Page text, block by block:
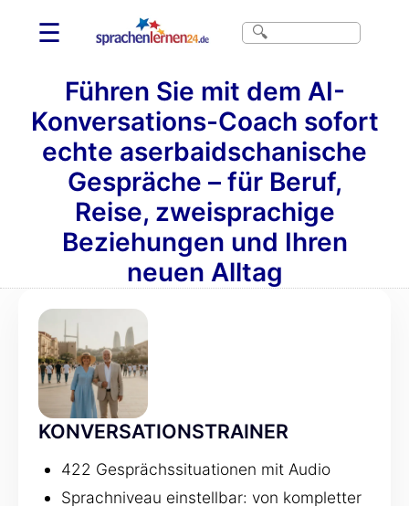
☰
Führen Sie mit dem AI-
Konversations-Coach sofort
echte aserbaidschanische
Gespräche – für Beruf,
Reise, zweisprachige
Beziehungen und Ihren
neuen Alltag
KONVERSATIONSTRAINER
422 Gesprächssituationen mit Audio
Sprachniveau einstellbar: von kompletter